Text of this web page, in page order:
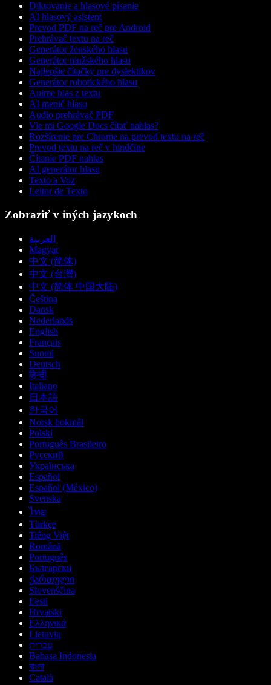
Diktovanie a hlasové písanie
AI hlasový asistent
Prevod PDF na reč pre Android
Prehrávač textu na reč
Generátor ženského hlasu
Generátor mužského hlasu
Najlepšie čítačky pre dyslektikov
Generátor robotického hlasu
Anime hlas z textu
AI menič hlasu
Audio prehrávač PDF
Vie mi Google Docs čítať nahlas?
Rozšírenie pre Chrome na prevod textu na reč
Prevod textu na reč v hindčine
Čítanie PDF nahlas
AI generátor hlasu
Texto a Voz
Leitor de Texto
Zobraziť v iných jazykoch
العربية
Magyar
中文 (简体)
中文 (台灣)
中文 (简体 中国大陆)
Čeština
Dansk
Nederlands
English
Français
Suomi
Deutsch
हिन्दी
Italiano
日本語
한국어
Norsk bokmål
Polski
Português Brasileiro
Русский
Українська
Español
Español (México)
Svenska
ไทย
Türkçe
Tiếng Việt
Română
Português
Български
ქართული
Slovenščina
Eesti
Hrvatski
Ελληνικά
Lietuvių
עברית
Bahasa Indonesia
বাংলা
Català